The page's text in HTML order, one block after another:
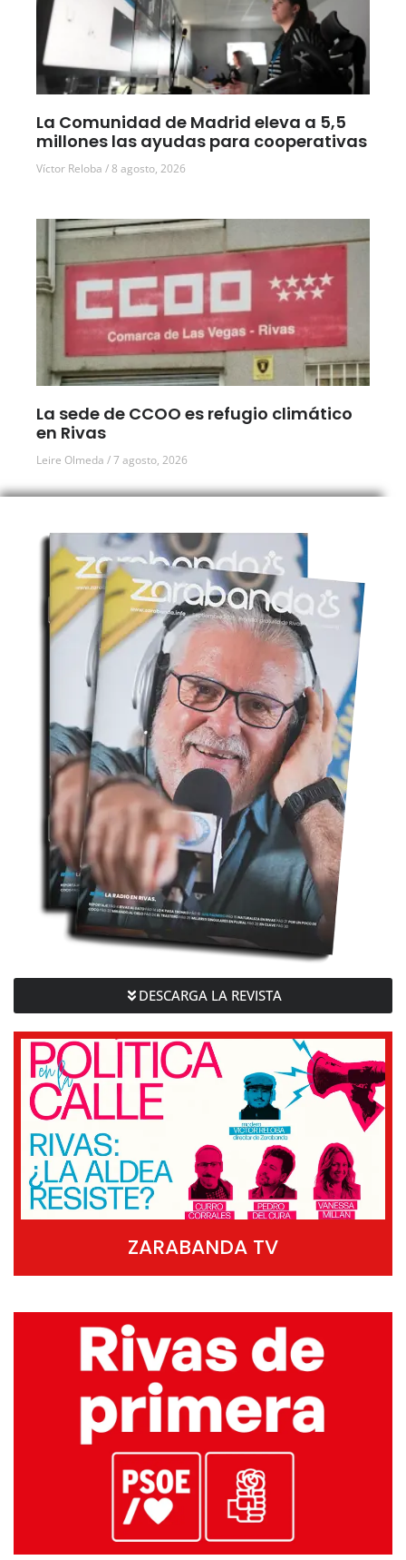
La Comunidad de Madrid eleva a 5,5
millones las ayudas para cooperativas
Víctor Reloba 8 agosto, 2026
La sede de CCOO es refugio climático
en Rivas
Leire Olmeda 7 agosto, 2026
DESCARGA LA REVISTA
ZARABANDA TV